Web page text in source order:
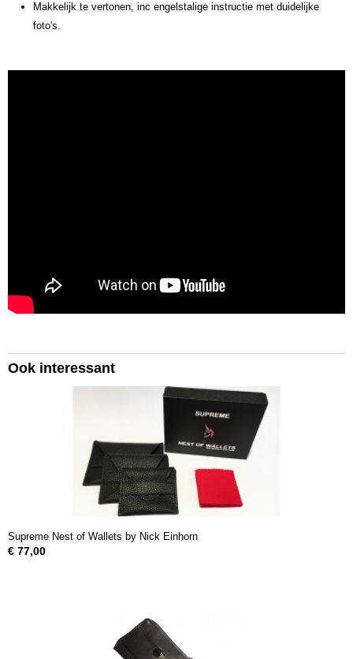
Makkelijk te vertonen, inc engelstalige instructie met duidelijke
foto's.
Ook interessant
Supreme Nest of Wallets by Nick Einhorn
€ 77,00